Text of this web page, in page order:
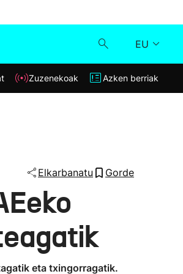
EU
Klisk
Zuzenekoak Azken berriak
Elkarbanatu Gorde
eta txingorragatik.